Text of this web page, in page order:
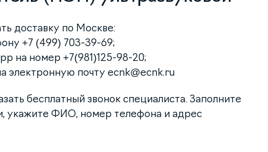
доставку по Москве:
+7 (499) 703-39-69;
на номер +7(981)125-98-20;
электронную почтуecnk@ecnk.ru
бесплатный звонок специалиста. Заполните
укажите ФИО, номер телефона и адрес